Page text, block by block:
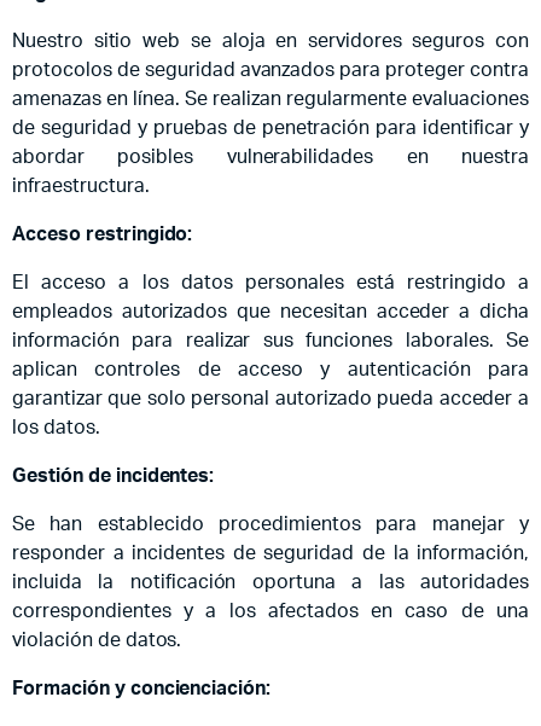
Nuestro sitio web se aloja en servidores seguros con
protocolos de seguridad avanzados para proteger contra
amenazas en línea. Se realizan regularmente evaluaciones
de seguridad y pruebas de penetración para identificar y
abordar posibles vulnerabilidades en nuestra
infraestructura.
Acceso restringido:
El acceso a los datos personales está restringido a
empleados autorizados que necesitan acceder a dicha
información para realizar sus funciones laborales. Se
aplican controles de acceso y autenticación para
garantizar que solo personal autorizado pueda acceder a
los datos.
Gestión de incidentes:
Se han establecido procedimientos para manejar y
responder a incidentes de seguridad de la información,
incluida la notificación oportuna a las autoridades
correspondientes y a los afectados en caso de una
violación de datos.
Formación y concienciación: